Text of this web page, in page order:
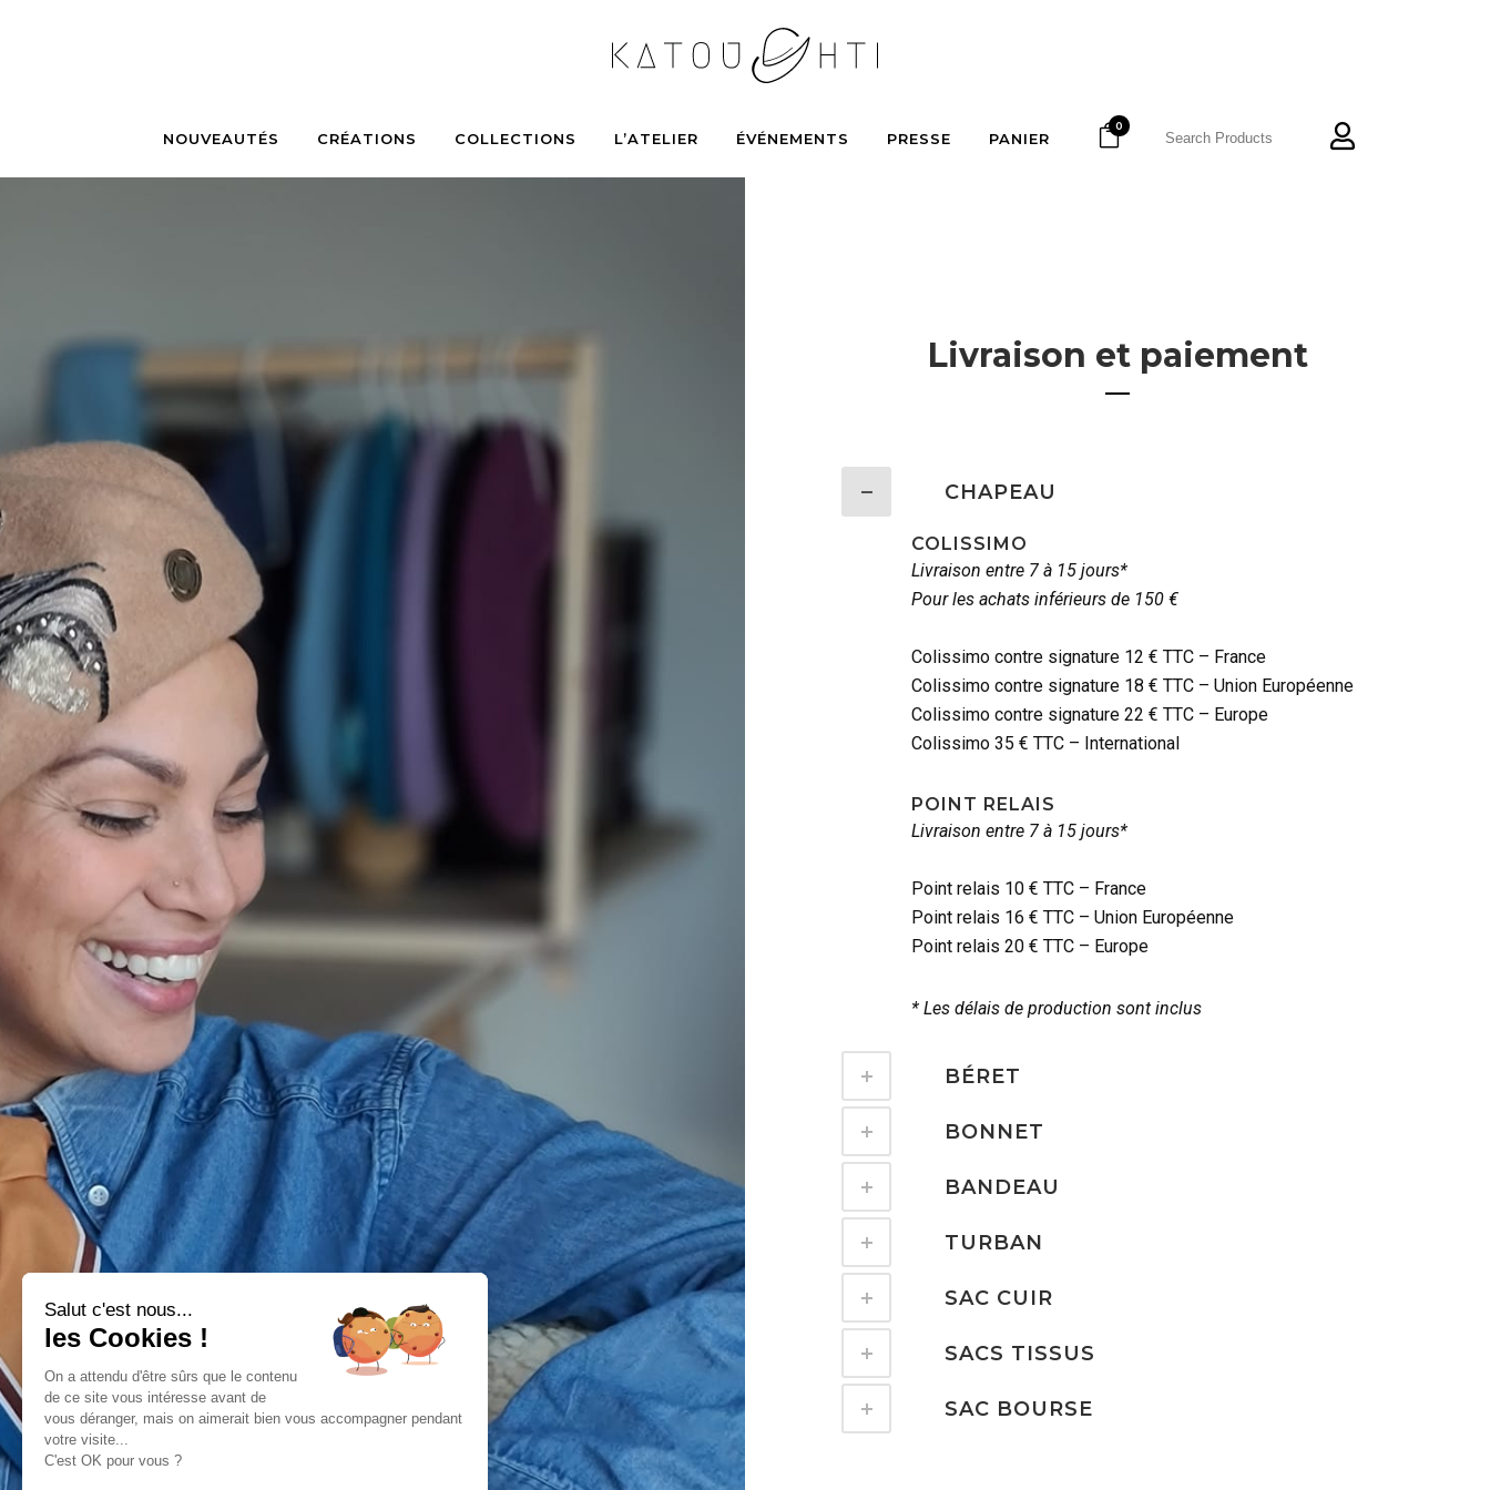
NOUVEAUTÉS CRÉATIONS COLLECTIONS L’ATELIER ÉVÉNEMENTS PRESSE PANIER
0
Livraison et paiement
CHAPEAU
COLISSIMO
Livraison entre 7 à 15 jours*
Pour les achats inférieurs de 150 €
Colissimo contre signature 12 € TTC – France
Colissimo contre signature 18 € TTC – Union Européenne
Colissimo contre signature 22 € TTC – Europe
Colissimo 35 € TTC – International
POINT RELAIS
Livraison entre 7 à 15 jours*
Point relais 10 € TTC – France
Point relais 16 € TTC – Union Européenne
Point relais 20 € TTC – Europe
* Les délais de production sont inclus
BÉRET
BONNET
BANDEAU
TURBAN
SAC CUIR
SACS TISSUS
SAC BOURSE
Salut c'est nous...
les Cookies !
On a attendu d'être sûrs que le contenu
de ce site vous intéresse avant de
vous déranger, mais on aimerait bien vous accompagner pendant
votre visite...
C'est OK pour vous ?